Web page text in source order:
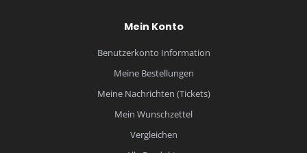
Mein Konto
Benutzerkonto Information
Meine Bestellungen
Meine Nachrichten (Tickets)
Mein Wunschzettel
Vergleichen